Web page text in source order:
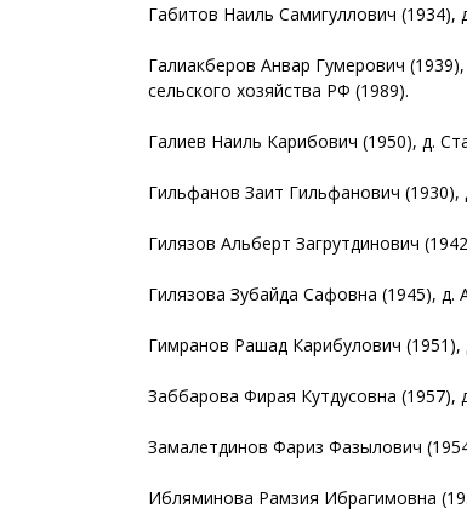
Габитов Наиль Самигуллович (1934),
Галиакберов Анвар Гумерович
сельского хозяйства РФ (1989).
Галиев Наиль Карибович (1950), д.
Гильфанов Заит Гильфанович
Гилязов Альберт Загрутдинович
Гилязова Зубайда Сафовна (1945),
Гимранов Рашад Карибулович
Заббарова Фирая Кутдусовна (1957),
Замалетдинов Фариз Фазылович
Ибляминова Рамзия Ибрагимовна